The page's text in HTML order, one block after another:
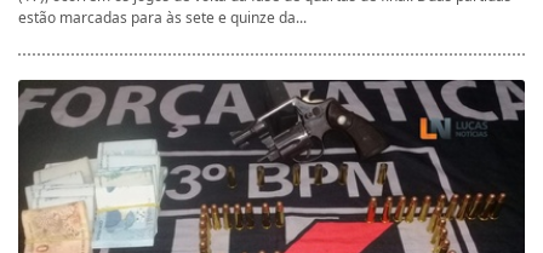
estão marcadas para às sete e quinze da...